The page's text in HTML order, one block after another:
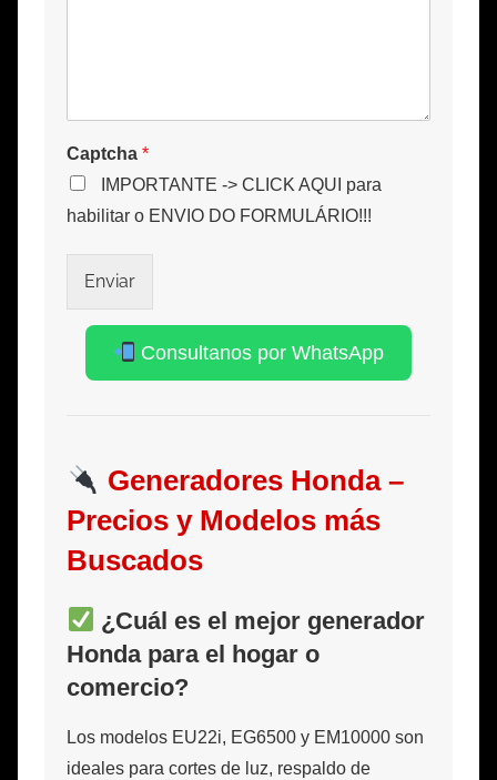
Captcha *
IMPORTANTE -> CLICK AQUI para
habilitar o ENVIO DO FORMULÁRIO!!!
Enviar
Consultanos por WhatsApp
Generadores Honda –
Precios y Modelos más
Buscados
¿Cuál es el mejor generador
Honda para el hogar o
comercio?
Los modelos EU22i, EG6500 y EM10000 son
ideales para cortes de luz, respaldo de